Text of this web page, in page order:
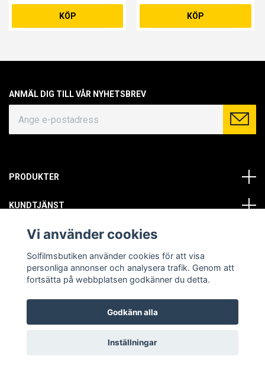
KÖP KÖP
ANMÄL DIG TILL VÅR NYHETSBREV
PRODUKTER
KUNDTJÄNST
OM OSS
SOCIALA MEDIER
© Copyright 2026 Solfilmsbutiken. All rights reserved.
Vi använder cookies
Solfilmsbutiken använder cookies för att visa
personliga annonser och analysera trafik. Genom att
fortsätta på webbplatsen godkänner du detta.
Godkänn alla
Inställningar